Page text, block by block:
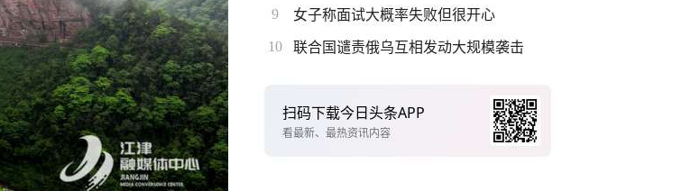
9 女子称面试大概率失败但很开心
10 联合国谴责俄乌互相发动大规模袭击
扫码下载今日头条APP
看最新、最热资讯内容